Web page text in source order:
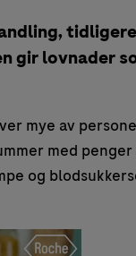
gir lovnader
mye av
med
og